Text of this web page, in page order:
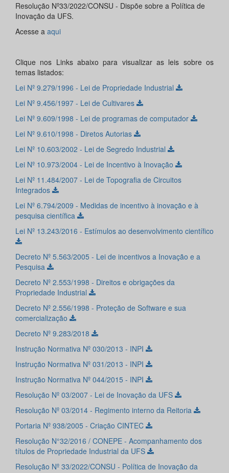
Resolução Nº33/2022/CONSU - Dispõe sobre a Política de
Inovação da UFS.
Acesse a aqui
Clique nos Links abaixo para visualizar as leis sobre os
temas listados:
Lei Nº 9.279/1996 - Lei de Propriedade Industrial
Lei Nº 9.456/1997 - Lei de Cultivares
Lei Nº 9.609/1998 - Lei de programas de computador
Lei Nº 9.610/1998 - Diretos Autorias
Lei Nº 10.603/2002 - Lei de Segredo Industrial
Lei Nº 10.973/2004 - Lei de Incentivo à Inovação
Lei Nº 11.484/2007 - Lei de Topografia de Circuitos
Integrados
Lei Nº 6.794/2009 - Medidas de incentivo à inovação e à
pesquisa científica
Lei Nº 13.243/2016 - Estímulos ao desenvolvimento científico
Decreto Nº 5.563/2005 - Lei de incentivos a Inovação e a
Pesquisa
Decreto Nº 2.553/1998 - Direitos e obrigações da
Propriedade Industrial
Decreto Nº 2.556/1998 - Proteção de Software e sua
comercialização
Decreto Nº 9.283/2018
Instrução Normativa Nº 030/2013 - INPI
Instrução Normativa Nº 031/2013 - INPI
Instrução Normativa Nº 044/2015 - INPI
Resolução Nº 03/2007 - Lei de Inovação da UFS
Resolução Nº 03/2014 - Regimento interno da Reitoria
Portaria Nº 938/2005 - Criação CINTEC
Resolução N°32/2016 / CONEPE - Acompanhamento dos
títulos de Propriedade Industrial da UFS
Resolução Nº 33/2022/CONSU - Política de Inovação da